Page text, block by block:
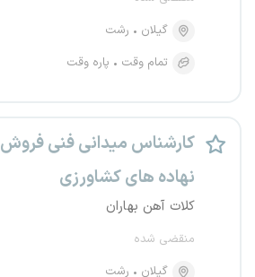
گیلان
رشت
تمام وقت
پاره وقت
کارشناس میدانی فنی فروش
نهاده های کشاورزی
کلات آهن بهاران
منقضی شده
گیلان
رشت